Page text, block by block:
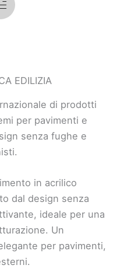
EDILIZIA
di prodotti
per pavimenti e
senza fughe e
in acrilico
dal design senza
ideale per una
Un
per pavimenti,